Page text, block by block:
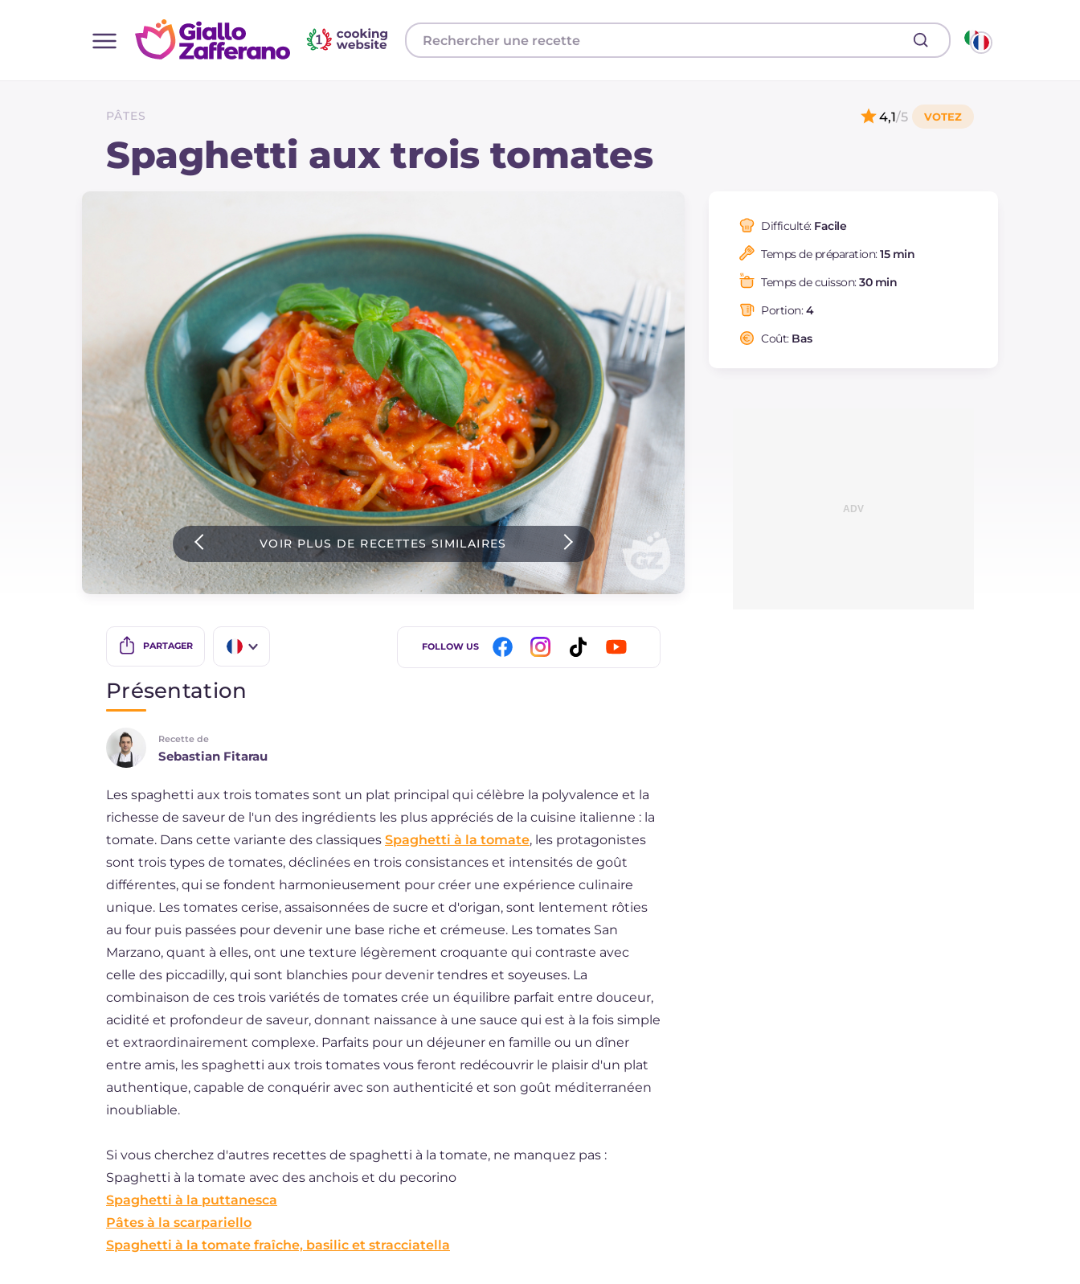
Toutes les recettes
Plats principaux
Gateaux et patisserie
Dernieres recettes
Instagram
YouTube
PÂTES
Spaghetti aux trois tomates
4,1/5
VOIR PLUS DE RECETTES SIMILAIRES
PARTAGER
BR
NL
FOLLOW US
Difficulté: Facile
Temps de préparation:15 min
Temps de cuisson:30 min
Portion:4
Coût: Bas
Présentation
Recette de
Sebastian Fitarau
Les spaghetti aux trois tomates sont un plat principal qui célèbre la polyvalence et la
richesse de saveur de l'un des ingrédients les plus appréciés de la cuisine italienne : la
tomate. Dans cette variante des classiques Spaghetti à la tomate, les protagonistes
sont trois types de tomates, déclinées en trois consistances et intensités de goût
différentes, qui se fondent harmonieusement pour créer une expérience culinaire
unique. Les tomates cerise, assaisonnées de sucre et d'origan, sont lentement rôties
au four puis passées pour devenir une base riche et crémeuse. Les tomates San
Marzano, quant à elles, ont une texture légèrement croquante qui contraste avec
celle des piccadilly, qui sont blanchies pour devenir tendres et soyeuses. La
combinaison de ces trois variétés de tomates crée un équilibre parfait entre douceur,
acidité et profondeur de saveur, donnant naissance à une sauce qui est à la fois simple
et extraordinairement complexe. Parfaits pour un déjeuner en famille ou un dîner
entre amis, les spaghetti aux trois tomates vous feront redécouvrir le plaisir d'un plat
authentique, capable de conquérir avec son authenticité et son goût méditerranéen
inoubliable.
Si vous cherchez d'autres recettes de spaghetti à la tomate, ne manquez pas :
Spaghetti à la tomate avec des anchois et du pecorino
Spaghetti à la puttanesca
Pâtes à la scarpariello
Spaghetti à la tomate fraîche, basilic et stracciatella